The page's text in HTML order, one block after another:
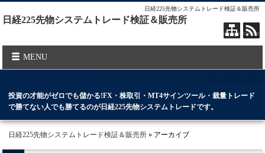
日経225先物システムトレード検証＆販売所
日経225先物システムトレード検証＆販売所
MENU
投資の才能がゼロでも儲かる!FX・株取引・MT4サインツール・裁量トレード
で勝てない人でも勝てるのが日経225先物システムトレードです。
日経225先物システムトレード検証＆販売所 » アーカイブ